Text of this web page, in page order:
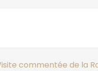
commentée de la